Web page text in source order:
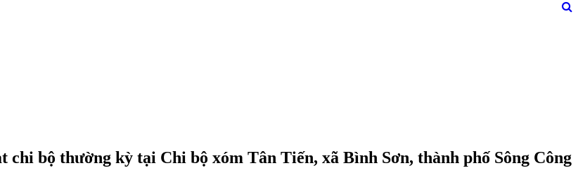
bộ thường kỳ tại Chi bộ xóm Tân Tiến, xã Bình Sơn, thành phố Sông Công